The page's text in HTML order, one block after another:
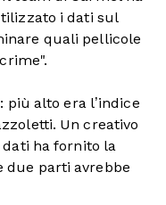
i dati sul
quali pellicole
più alto era l’indice
Un creativo
ha fornito la
due parti avrebbe